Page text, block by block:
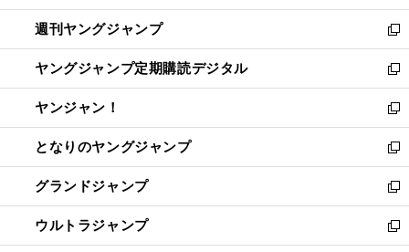
開
く
ウ
で
開
く
ン
ド
ウ
で
開
く
ウ
ィ
ン
ド
ウ
で
開
く
週刊ヤングジャンプ
新
し
い
ウ
ィ
ン
ド
ウ
で
開
く
ヤングジャンプ定期購読デジタル
新
し
い
ウ
ィ
ン
ド
ウ
で
開
ヤンジャン！
新
し
い
ウ
ィ
ン
ド
ウ
となりのヤングジャンプ
新
し
い
ウ
ィ
ン
グランドジャンプ
新
し
い
ウ
ウルトラジャンプ
新
し